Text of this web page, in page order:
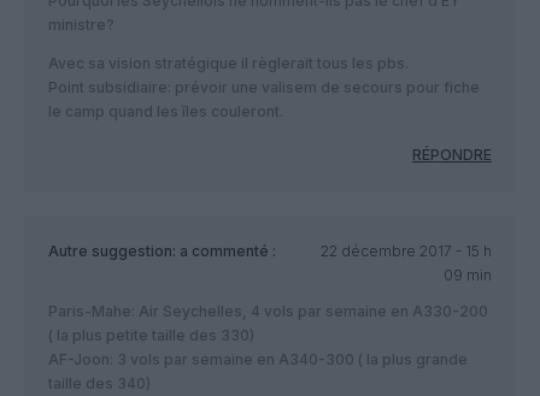
ministre?
Avec sa vision stratégique il règlerait tous les pbs.
Point subsidiaire: prévoir une valisem de secours pour fiche
le camp quand les îles couleront.
RÉPONDRE
Autre suggestion: a commenté :
22 décembre 2017 - 15 h
09 min
Paris-Mahe: Air Seychelles, 4 vols par semaine en A330-200
( la plus petite taille des 330)
AF-Joon: 3 vols par semaine en A340-300 ( la plus grande
taille des 340)